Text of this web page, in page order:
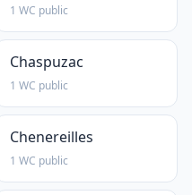
1 WC public
Chaspuzac
1 WC public
Chenereilles
1 WC public